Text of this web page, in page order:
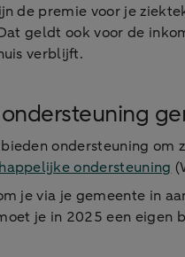
de premie voor je
geldt ook voor de
verblijft.
ondersteuning om
ondersteuning
je via je gemeente in
je in 2025 een eigen